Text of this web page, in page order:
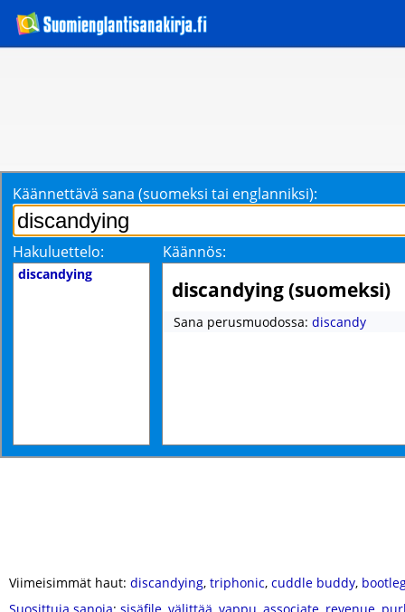
Käännettävä sana (suomeksi tai englanniksi):
Hakuluettelo: Käännös:
discandying
discandying (suomeksi)
Sana perusmuodossa: discandy
Viimeisimmät haut: discandying, triphonic, cuddle buddy,